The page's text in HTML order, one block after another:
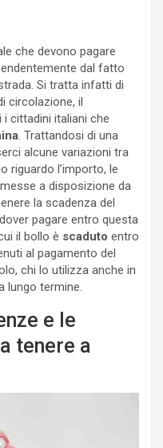
che devono pagare
dal fatto
Si tratta infatti di
circolazione, il
cittadini italiani che
. Trattandosi di una
alcune variazioni tra
riguardo l’importo, le
a disposizione da
la scadenza del
pagare entro questa
il bollo è scaduto entro
al pagamento del
chi lo utilizza anche in
lungo termine.
e le
tenere a